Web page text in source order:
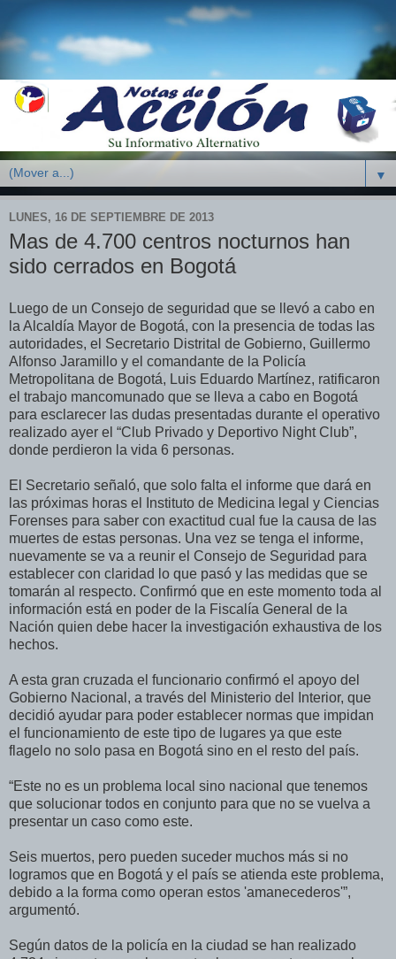
▼
LUNES, 16 DE SEPTIEMBRE DE 2013
Mas de 4.700 centros nocturnos han
sido cerrados en Bogotá
Luego de un Consejo de seguridad que se llevó a cabo en
la Alcaldía Mayor de Bogotá, con la presencia de todas las
autoridades, el Secretario Distrital de Gobierno, Guillermo
Alfonso Jaramillo y el comandante de la Policía
Metropolitana de Bogotá, Luis Eduardo Martínez, ratificaron
el trabajo mancomunado que se lleva a cabo en Bogotá
para esclarecer las dudas presentadas durante el operativo
realizado ayer el “Club Privado y Deportivo Night Club”,
donde perdieron la vida 6 personas.
El Secretario señaló, que solo falta el informe que dará en
las próximas horas el Instituto de Medicina legal y Ciencias
Forenses para saber con exactitud cual fue la causa de las
muertes de estas personas. Una vez se tenga el informe,
nuevamente se va a reunir el Consejo de Seguridad para
establecer con claridad lo que pasó y las medidas que se
tomarán al respecto. Confirmó que en este momento toda al
información está en poder de la Fiscalía General de la
Nación quien debe hacer la investigación exhaustiva de los
hechos.
A esta gran cruzada el funcionario confirmó el apoyo del
Gobierno Nacional, a través del Ministerio del Interior, que
decidió ayudar para poder establecer normas que impidan
el funcionamiento de este tipo de lugares ya que este
flagelo no solo pasa en Bogotá sino en el resto del país.
“Este no es un problema local sino nacional que tenemos
que solucionar todos en conjunto para que no se vuelva a
presentar un caso como este.
Seis muertos, pero pueden suceder muchos más si no
logramos que en Bogotá y el país se atienda este problema,
debido a la forma como operan estos 'amanecederos'”,
argumentó.
Según datos de la policía en la ciudad se han realizado